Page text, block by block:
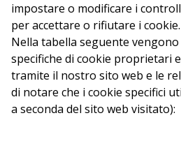
impostare o modificare i
per accettare o rifiutare i cookie.
Nella tabella seguente
specifiche di cookie proprietari
tramite il nostro sito web e le
di notare che i cookie specifici
a seconda del sito web visitato):